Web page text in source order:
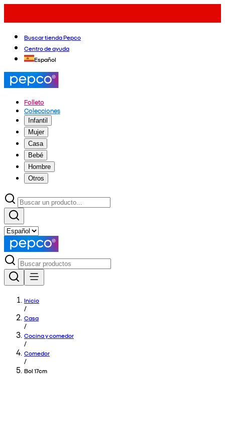
Buscar tienda Pepco
Centro de ayuda
Español
Folleto
Colecciones
Infantil
Mujer
Casa
Bebé
Hombre
Otros
Inicio
/
Casa
/
Cocina y comedor
/
Comedor
/
Bol 17cm